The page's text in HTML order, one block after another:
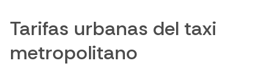
Tarifas urbanas del taxi
metropolitano